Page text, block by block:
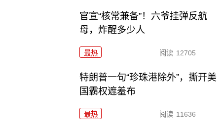
官宣“核常兼备”！六爷挂弹反航
母，炸醒多少人
最热 阅读 12705
特朗普一句“珍珠港除外”，撕开美
国霸权遮羞布
最热 阅读 11636